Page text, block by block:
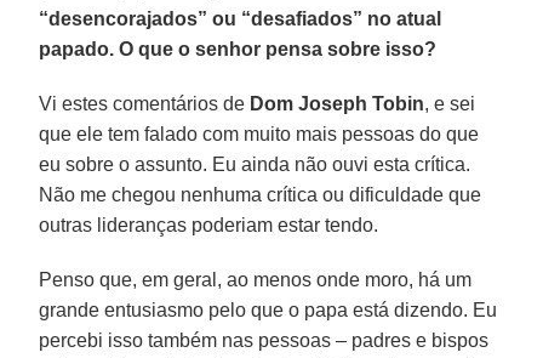
“desencorajados” ou “desafiados” no atual
papado. O que o senhor pensa sobre isso?
Vi estes comentários de Dom Joseph Tobin, e sei
que ele tem falado com muito mais pessoas do que
eu sobre o assunto. Eu ainda não ouvi esta crítica.
Não me chegou nenhuma crítica ou dificuldade que
outras lideranças poderiam estar tendo.
Penso que, em geral, ao menos onde moro, há um
grande entusiasmo pelo que o papa está dizendo. Eu
percebi isso também nas pessoas – padres e bispos